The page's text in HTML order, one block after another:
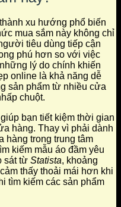
xu hướng phổ biến
mua sắm này không chỉ
tiêu dùng tiếp cận
phú hơn so với việc
lý do chính khiến
online là khả năng dễ
sản phẩm từ nhiều cửa
chuột.
bạn tiết kiệm thời gian
hàng. Thay vì phải dành
hàng trong trung tâm
kiếm mẫu áo đầm yêu
sát từ Statista, khoảng
thấy thoải mái hơn khi
tìm kiếm các sản phẩm